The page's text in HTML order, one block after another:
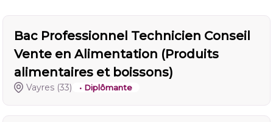
Bac Professionnel Technicien Conseil
Vente en Alimentation (Produits
alimentaires et boissons)
Vayres (33) • Diplômante